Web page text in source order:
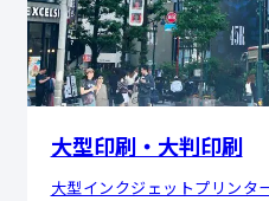
大型印刷・大判印刷
大型インクジェットプリンタ